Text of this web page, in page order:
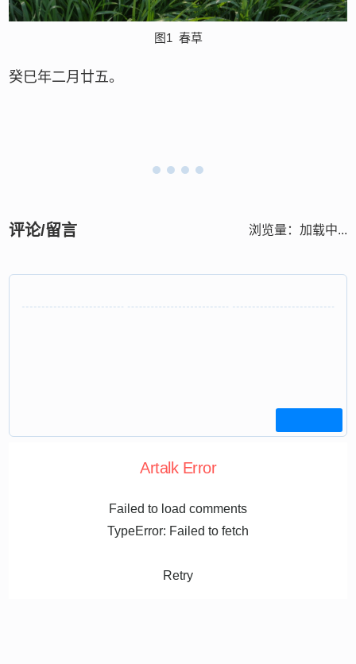
图1 春草
癸巳年二月廿五。
评论/留言 浏览量： 加载中...
Artalk Error
Failed to load comments
TypeError: Failed to fetch
Retry